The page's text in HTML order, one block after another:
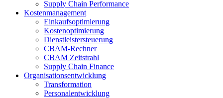
Supply Chain Performance
Kostenmanagement
Einkaufsoptimierung
Kostenoptimierung
Dienstleistersteuerung
CBAM-Rechner
CBAM Zeitstrahl
Supply Chain Finance
Organisationsentwicklung
Transformation
Personalentwicklung